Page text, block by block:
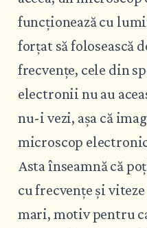
funcționează cu
forțat să folosească
frecvențe, cele din
electronii nu au
nu-i vezi, așa că
microscop
Asta înseamnă că
cu frecvențe și
mari, motiv pentru